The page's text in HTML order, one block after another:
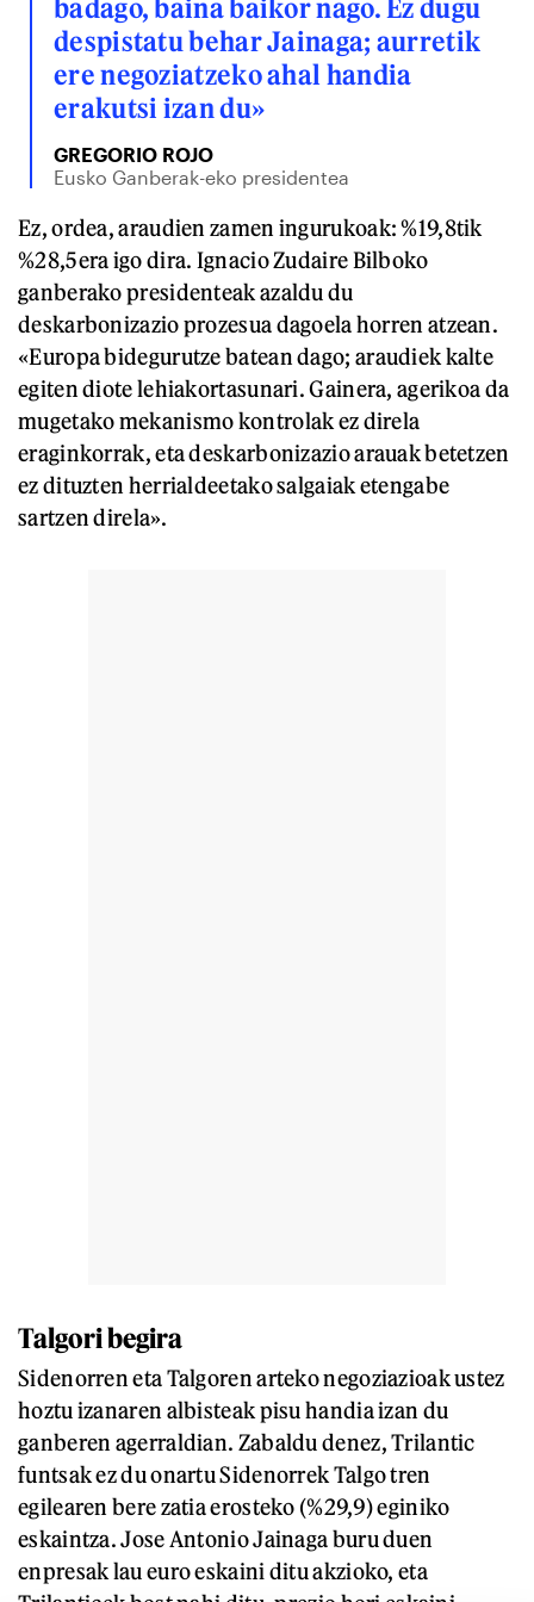
badago, baina baikor nago. Ez dugu
despistatu behar Jainaga; aurretik
ere negoziatzeko ahal handia
erakutsi izan du»
GREGORIO ROJO
Eusko Ganberak-eko presidentea
Ez, ordea, araudien zamen ingurukoak: %19,8tik
%28,5era igo dira. Ignacio Zudaire Bilboko
ganberako presidenteak azaldu du
deskarbonizazio prozesua dagoela horren atzean.
«Europa bidegurutze batean dago; araudiek kalte
egiten diote lehiakortasunari. Gainera, agerikoa da
mugetako mekanismo kontrolak ez direla
eraginkorrak, eta deskarbonizazio arauak betetzen
ez dituzten herrialdeetako salgaiak etengabe
sartzen direla».
Talgori begira
Sidenorren eta Talgoren arteko negoziazioak ustez
hoztu izanaren albisteak pisu handia izan du
ganberen agerraldian. Zabaldu denez, Trilantic
funtsak ez du onartu Sidenorrek Talgo tren
egilearen bere zatia erosteko (%29,9) eginiko
eskaintza. Jose Antonio Jainaga buru duen
enpresak lau euro eskaini ditu akzioko, eta